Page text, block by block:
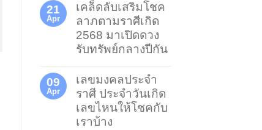
21
Apr
เคล็ดลับเสริมโชค
ลาภตามราศีเกิด
2568 มาเปิดดวง
รับทรัพย์กลางปีกัน
09
Apr
เลขมงคลประจำ
ราศี ประจำวันเกิด
เลขไหนให้โชคกับ
เราบ้าง